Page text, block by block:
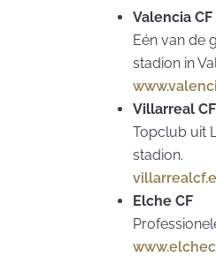
Valencia CF
Eén van de
stadion in
Villarreal CF
Topclub uit
stadion.
Elche CF